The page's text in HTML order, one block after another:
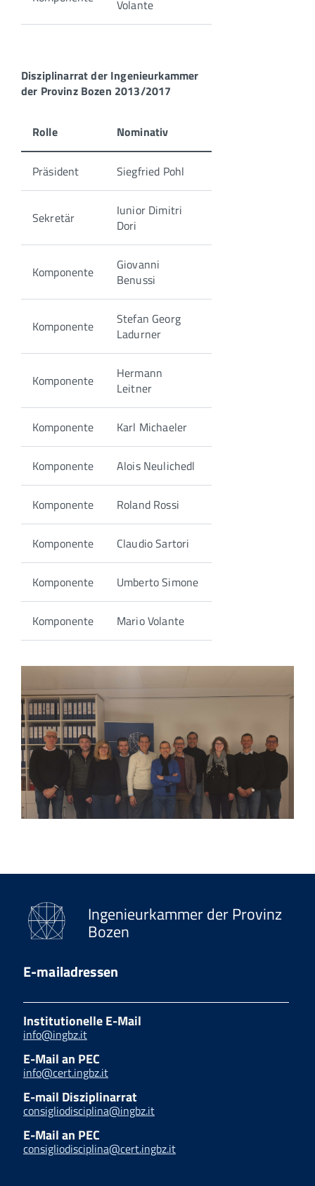
Volante
Disziplinarrat der Ingenieurkammer
der Provinz Bozen 2013/2017
Rolle Nominativ
Präsident Siegfried Pohl
Sekretär
Iunior Dimitri
Dori
Komponente
Giovanni
Benussi
Komponente
Stefan Georg
Ladurner
Komponente
Hermann
Leitner
Komponente Karl Michaeler
Komponente Alois Neulichedl
Komponente Roland Rossi
Komponente Claudio Sartori
Komponente Umberto Simone
Komponente Mario Volante
Ingenieurkammer der Provinz
Bozen
E-mailadressen
Institutionelle E-Mail
info@ingbz.it
E-Mail an PEC
info@cert.ingbz.it
E-mail Disziplinarrat
consigliodisciplina@ingbz.it
E-Mail an PEC
consigliodisciplina@cert.ingbz.it